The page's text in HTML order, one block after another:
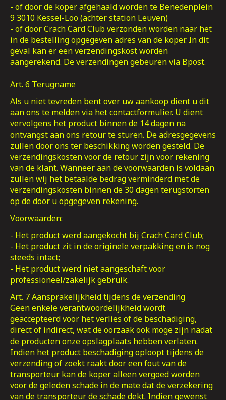
- of door de koper afgehaald worden te Benedenplein
9 3010 Kessel-Loo (achter station Leuven)
- of door Crach Card Club verzonden worden naar het
in de bestelling opgegeven adres van de koper. In dit
geval kan er een verzendingskost worden
aangerekend. De verzendingen gebeuren via Bpost.
Art. 6 Terugname
Als u niet tevreden bent over uw aankoop dient u dit
aan ons te melden via het contactformulier. U dient
vervolgens het product binnen de 14 dagen na
ontvangst aan ons retour te sturen. De adresgegevens
zullen door ons ter beschikking worden gesteld. De
verzendingskosten voor de retour zijn voor rekening
van de klant. Wanneer aan de voorwaarden is voldaan
zullen wij het betaalde bedrag verminderd met de
verzendingskosten binnen de 30 dagen terugstorten
op de door u opgegeven rekening.
Voorwaarden:
- Het product werd aangekocht bij Crach Card Club;
- Het product zit in de originele verpakking en is nog
steeds intact;
- Het product werd niet aangeschaft voor
professioneel/zakelijk gebruik.
Art. 7 Aansprakelijkheid tijdens de verzending
Geen enkele verantwoordelijkheid wordt
geaccepteerd voor het verlies of de beschadiging,
direct of indirect, wat de oorzaak ook moge zijn nadat
de producten onze opslagplaats hebben verlaten.
Indien het product beschadiging oploopt tijdens de
verzending of zoekt raakt door een fout van de
transporteur kan de koper alleen vergoed worden
voor de geleden schade in de mate dat de verzekering
van de transporteur de schade dekt. Indien gewenst